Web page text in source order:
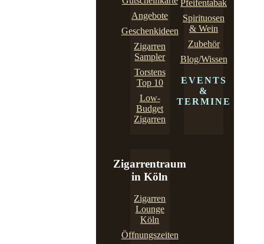
Angebote
Geschenkideen
Zigarren
Sampler
Torstens
Top 10
Low-
Budget
Zigarren
Pfeifentabak
Spirituosen
& Wein
Zubehör
Blog/Wissen
EVENTS
&
TERMINE
Zigarrentraum
in Köln
Zigarren
Lounge
Köln
Öffnungszeiten